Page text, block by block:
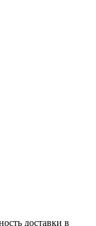
доставки в